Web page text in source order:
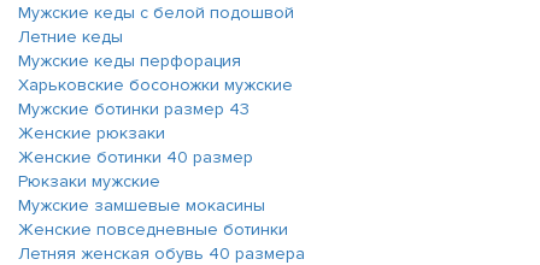
Мужские кеды с белой подошвой
Летние кеды
Мужские кеды перфорация
Харьковские босоножки мужские
Мужские ботинки размер 43
Женские рюкзаки
Женские ботинки 40 размер
Рюкзаки мужские
Мужские замшевые мокасины
Женские повседневные ботинки
Летняя женская обувь 40 размера